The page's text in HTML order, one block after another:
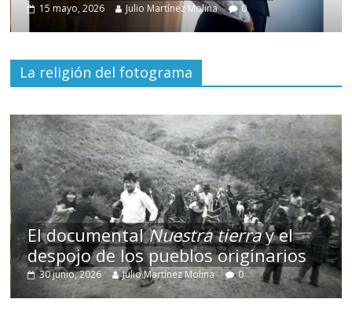
15 mayo, 2026 Julio Martínez Molina 0
La religión del fotograma
El documentalNuestra tierray el
despojo de los pueblos originarios
30 junio, 2026 Julio Martínez Molina 0